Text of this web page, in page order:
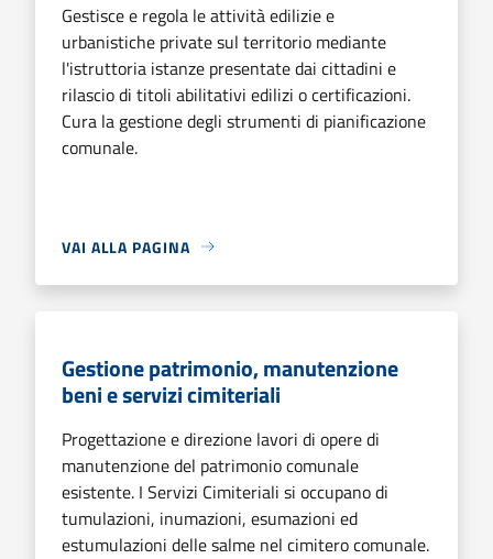
Gestisce e regola le attività edilizie e
urbanistiche private sul territorio mediante
l'istruttoria istanze presentate dai cittadini e
rilascio di titoli abilitativi edilizi o certificazioni.
Cura la gestione degli strumenti di pianificazione
comunale.
VAI ALLA PAGINA
Gestione patrimonio, manutenzione
beni e servizi cimiteriali
Progettazione e direzione lavori di opere di
manutenzione del patrimonio comunale
esistente. I Servizi Cimiteriali si occupano di
tumulazioni, inumazioni, esumazioni ed
estumulazioni delle salme nel cimitero comunale.